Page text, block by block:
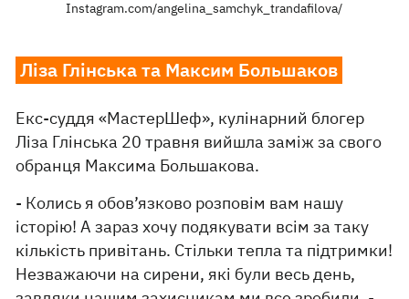
Instagram.com/angelina_samchyk_trandafilova/
Ліза Глінська та Максим Большаков
Екс-суддя «МастерШеф», кулінарний блогер
Ліза Глінська 20 травня вийшла заміж за свого
обранця Максима Большакова.
- Колись я обов’язково розповім вам нашу
історію! А зараз хочу подякувати всім за таку
кількість привітань. Стільки тепла та підтримки!
Незважаючи на сирени, які були весь день,